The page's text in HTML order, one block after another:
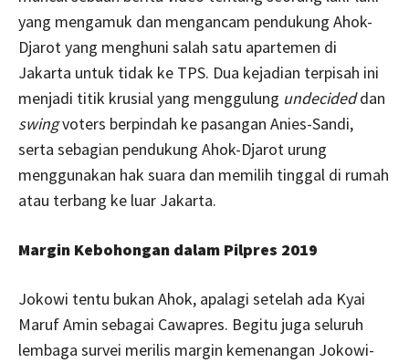
yang mengamuk dan mengancam pendukung Ahok-
Djarot yang menghuni salah satu apartemen di
Jakarta untuk tidak ke TPS. Dua kejadian terpisah ini
menjadi titik krusial yang menggulung undecideddan
swingvoters berpindah ke pasangan Anies-Sandi,
serta sebagian pendukung Ahok-Djarot urung
menggunakan hak suara dan memilih tinggal di rumah
atau terbang ke luar Jakarta.
Margin Kebohongan dalam Pilpres 2019
Jokowi tentu bukan Ahok, apalagi setelah ada Kyai
Maruf Amin sebagai Cawapres. Begitu juga seluruh
lembaga survei merilis margin kemenangan Jokowi-